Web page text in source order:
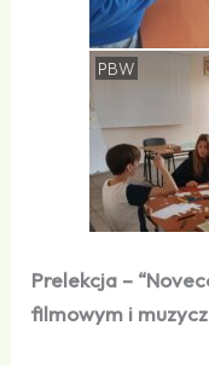
PBW
Prelekcja –
filmowym i